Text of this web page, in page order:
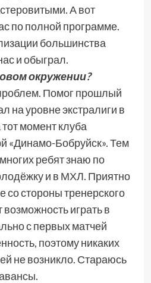
А вот
по полной программе.
большинства
и обыграл.
окружении?
Помог прошлый
на уровне экстралиги в
момент клуба
«Динамо-Бобруйск». Тем
ребят знаю по
и в МХЛ. Приятно
со стороны тренерского
играть в
с первых матчей
поэтому никаких
не возникло. Стараюсь